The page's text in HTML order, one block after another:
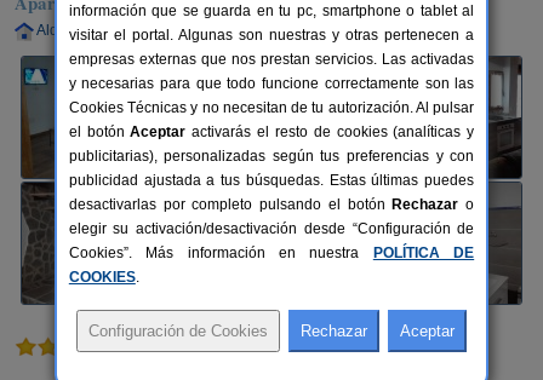
Alquiler completo 2 plazas 39 km de Oviedo
1 comentario
información que se guarda en tu pc, smartphone o tablet al
visitar el portal. Algunas son nuestras y otras pertenecen a
empresas externas que nos prestan servicios. Las activadas
y necesarias para que todo funcione correctamente son las
Cookies Técnicas y no necesitan de tu autorización. Al pulsar
el botónAceptar activarás el resto de cookies (analíticas y
publicitarias), personalizadas según tus preferencias y con
publicidad ajustada a tus búsquedas. Estas últimas puedes
desactivarlas por completo pulsando el botón Rechazar o
elegir su activación/desactivación desde “Configuración de
Cookies”. Más información en nuestra
POLÍTICA DE
COOKIES.